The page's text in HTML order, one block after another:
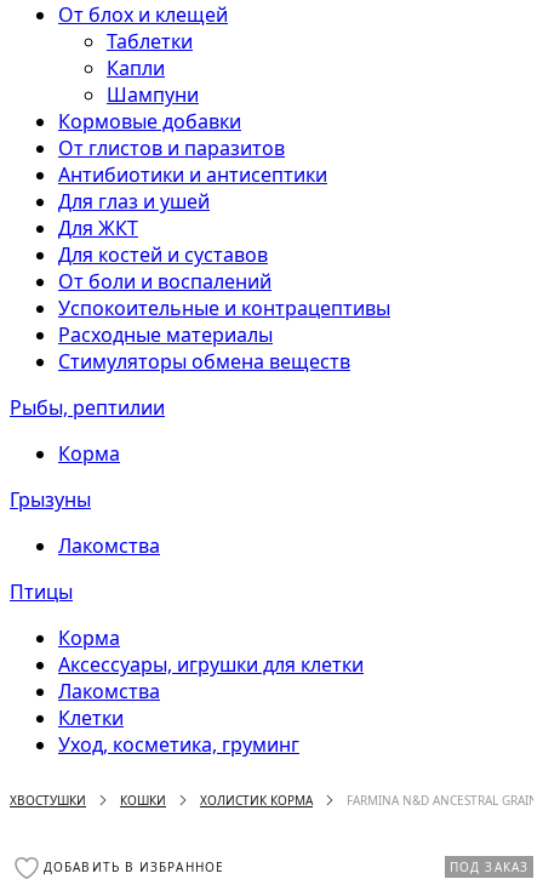
От блох и клещей
Таблетки
Капли
Шампуни
Кормовые добавки
От глистов и паразитов
Антибиотики и антисептики
Для глаз и ушей
Для ЖКТ
Для костей и суставов
От боли и воспалений
Успокоительные и контрацептивы
Расходные материалы
Стимуляторы обмена веществ
Рыбы, рептилии
Корма
Грызуны
Лакомства
Птицы
Корма
Аксессуары, игрушки для клетки
Лакомства
Клетки
Уход, косметика, груминг
ХВОСТУШКИ КОШКИ ХОЛИСТИК КОРМА FARMINA N&D ANCESTRAL
ДОБАВИТЬ В ИЗБРАННОЕ ПОД ЗАКАЗ